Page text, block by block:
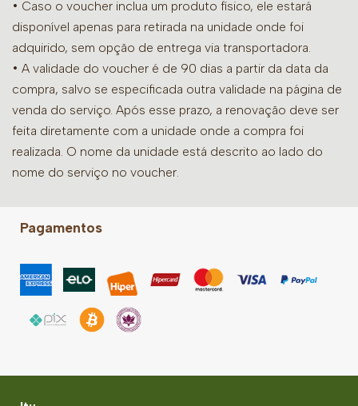
• Caso o voucher inclua um produto físico, ele estará
disponível apenas para retirada na unidade onde foi
adquirido, sem opção de entrega via transportadora.
• A validade do voucher é de 90 dias a partir da data da
compra, salvo se especificada outra validade na página de
venda do serviço. Após esse prazo, a renovação deve ser
feita diretamente com a unidade onde a compra foi
realizada. O nome da unidade está descrito ao lado do
nome do serviço no voucher.
Pagamentos